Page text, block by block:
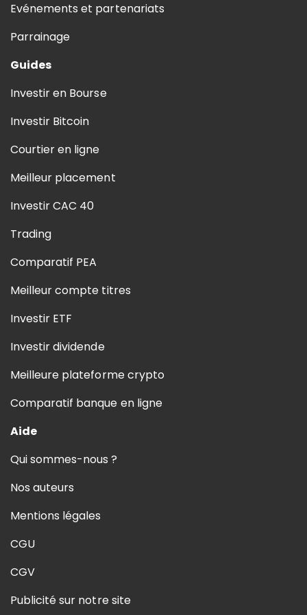
Evénements et partenariats
Parrainage
Guides
Investir en Bourse
Investir Bitcoin
Courtier en ligne
Meilleur placement
Investir CAC 40
Trading
Comparatif PEA
Meilleur compte titres
Investir ETF
Investir dividende
Meilleure plateforme crypto
Comparatif banque en ligne
Aide
Qui sommes-nous ?
Nos auteurs
Mentions légales
CGU
CGV
Publicité sur notre site